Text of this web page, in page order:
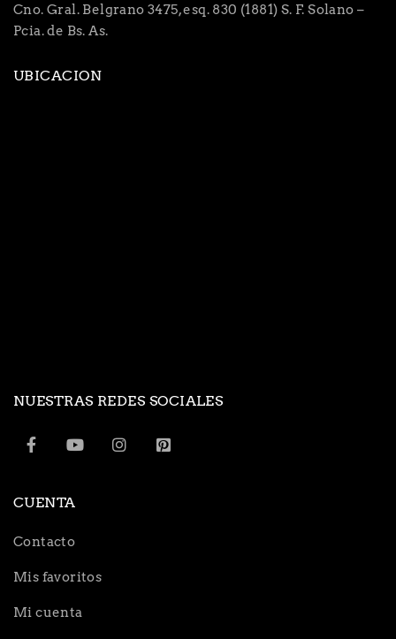
Cno. Gral. Belgrano 3475, esq. 830 (1881) S. F. Solano –
Pcia. de Bs. As.
UBICACION
NUESTRAS REDES SOCIALES
CUENTA
Contacto
Mis favoritos
Mi cuenta